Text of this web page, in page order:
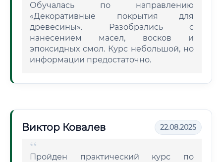
Обучалась по направлению
«Декоративные покрытия для
древесины». Разобрались с
нанесением масел, восков и
эпоксидных смол. Курс небольшой, но
информации предостаточно.
Виктор Ковалев 22.08.2025
Пройден практический курс по